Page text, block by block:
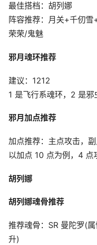
最佳搭档：胡列娜
阵容推荐：月关+千仞
荣荣/鬼魅
邪月魂环推荐
建议：1212
1 是飞行系魂环，2 是邪
邪月加点推荐
加点推荐：主点攻击，
以加点 10 点为例，4
胡列娜
胡列娜魂骨推荐
推荐魂骨：SR 曼陀罗(
升)